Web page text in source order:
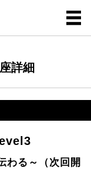
詳細
わる～（次回開